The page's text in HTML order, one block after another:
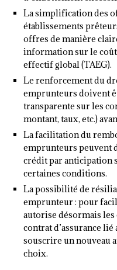
La simplification des
établissements
offres de manière
information sur le
effectif global (TAEG).
Le renforcement du
emprunteurs doivent
transparente sur les
montant, taux, etc.)
La facilitation du
emprunteurs peuvent
crédit par anticipation
certaines conditions.
La possibilité de
emprunteur : pour
autorise désormais
contrat d’assurance lié
souscrire un nouveau
choix.